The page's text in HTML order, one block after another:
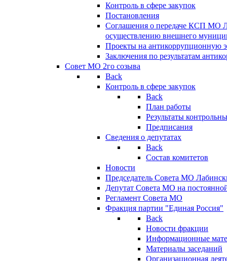
Контроль в сфере закупок
Постановления
Соглашения о передаче КСП МО
осуществлению внешнего
Проекты на антикоррупционную
Заключения по результатам
Совет МО 2го созыва
Back
Контроль в сфере закупок
Back
План работы
Результаты
Предписания
Сведения о депутатах
Back
Состав комитетов
Новости
Председатель Совета МО
Депутат Совета МО на
Регламент Совета МО
Фракция партии "Единая Россия"
Back
Новости фракции
Информационные
Материалы заседаний
Организационная